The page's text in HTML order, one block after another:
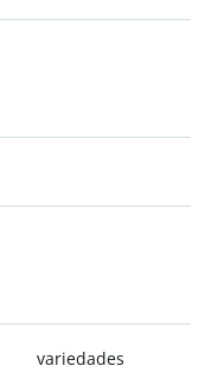
variedades